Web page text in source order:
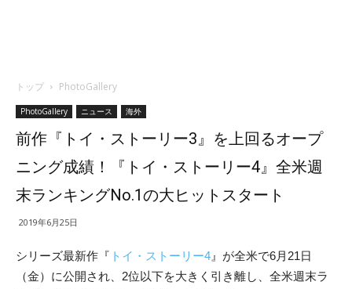
トップ PhotoGallery
PhotoGallery ニュース 海外
前作『トイ・ストーリー3』を上回るオープ
ニング成績！『トイ・ストーリー4』全米週
末ランキングNo.1の大ヒットスタート
2019年6月25日
シリーズ最新作『 トイ・ストーリー4 』が全米で6月21日
（金）に公開され、2位以下を大きく引き離し、全米週末ラ